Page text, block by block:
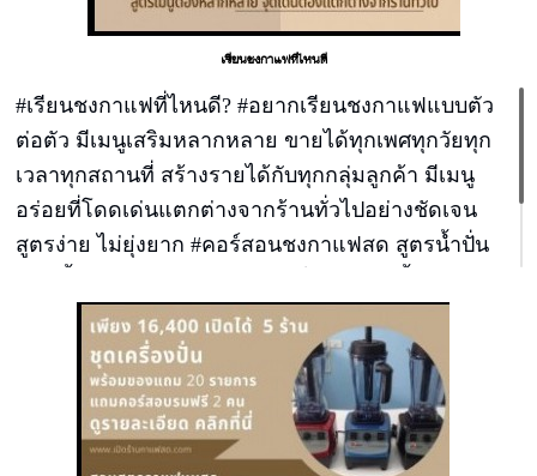
เรียนชงกาแฟที่ไหนดี
#เรียนชงกาแฟที่ไหนดี? #อยากเรียนชงกาแฟแบบตัว
ต่อตัว มีเมนูเสริมหลากหลาย ขายได้ทุกเพศทุกวัยทุก
เวลาทุกสถานที่ สร้างรายได้กับทุกกลุ่มลูกค้า มีเมนู
อร่อยที่โดดเด่นแตกต่างจากร้านทั่วไปอย่างชัดเจน
สูตรง่าย ไม่ยุ่งยาก #คอร์สอนชงกาแฟสด สูตรน้ำปั่น
สด สูตรปังเย็นบิงซู เปิดได้ 6 ร้าน เรียน 9.00-14.00 วัน